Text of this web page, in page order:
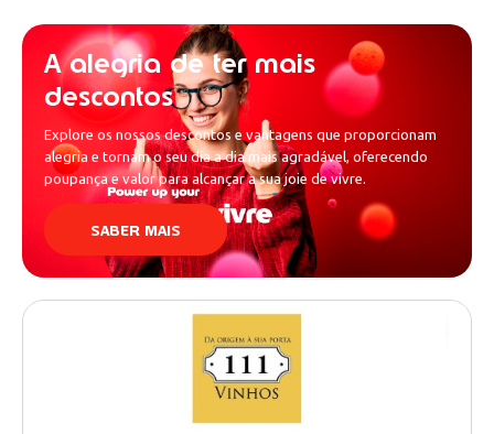
A alegria de ter mais
descontos
Explore os nossos descontos e vantagens que proporcionam
alegria e tornam o seu dia a dia mais agradável, oferecendo
poupança e valor para alcançar a sua joie de vivre.
SABER MAIS